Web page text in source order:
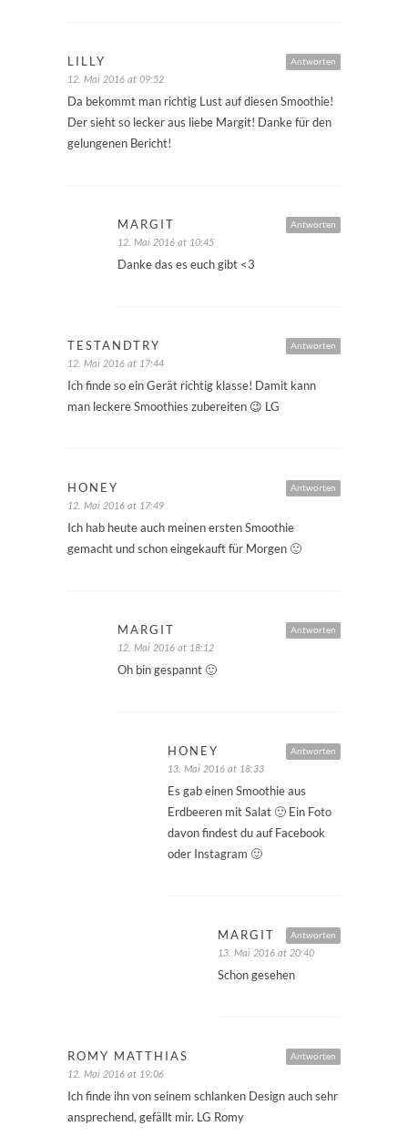
Antworten
LILLY
12. Mai 2016 at 09:52
Da bekommt man richtig Lust auf diesen Smoothie!
Der sieht so lecker aus liebe Margit! Danke für den
gelungenen Bericht!
Antworten
MARGIT
12. Mai 2016 at 10:45
Danke das es euch gibt <3
Antworten
TESTANDTRY
12. Mai 2016 at 17:44
Ich finde so ein Gerät richtig klasse! Damit kann
man leckere Smoothies zubereiten 😉 LG
Antworten
HONEY
12. Mai 2016 at 17:49
Ich hab heute auch meinen ersten Smoothie
gemacht und schon eingekauft für Morgen 🙂
Antworten
MARGIT
12. Mai 2016 at 18:12
Oh bin gespannt 🙂
Antworten
HONEY
13. Mai 2016 at 18:33
Es gab einen Smoothie aus
Erdbeeren mit Salat 🙂 Ein Foto
davon findest du auf Facebook
oder Instagram 🙂
Antworten
MARGIT
13. Mai 2016 at 20:40
Schon gesehen
Antworten
ROMY MATTHIAS
12. Mai 2016 at 19:06
Ich finde ihn von seinem schlanken Design auch sehr
ansprechend, gefällt mir. LG Romy